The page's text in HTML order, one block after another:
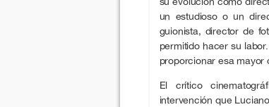
un estudioso o un
guionista, director de
permitido hacer su
proporcionar esa mayor
El crítico
intervención que